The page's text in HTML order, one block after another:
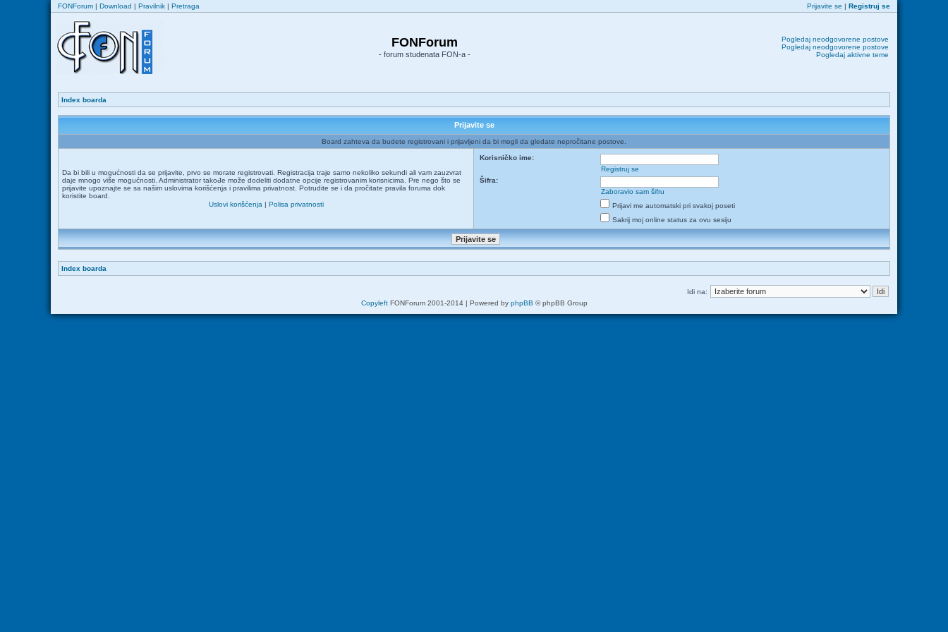
FONForum | Download | Pravilnik | Pretraga Prijavite se | Registruj se
FONForum
- forum studenata FON-a -
Pogledaj neodgovorene postove
Pogledaj neodgovorene postove
Pogledaj aktivne teme
Index boarda
Prijavite se
Board zahteva da budete registrovani i prijavljeni da bi mogli da gledate nepročitane postove.
Da bi bili u mogućnosti da se prijavite, prvo se morate registrovati. Registracija traje samo nekoliko sekundi ali vam zauzvrat
daje mnogo više mogućnosti. Administrator takođe može dodeliti dodatne opcije registrovanim korisnicima. Pre nego što se
prijavite upoznajte se sa našim uslovima korišćenja i pravilima privatnost. Potrudite se i da pročitate pravila foruma dok
koristite board.
Uslovi korišćenja | Polisa privatnosti
Korisničko ime:
Registruj se
Šifra:
Zaboravio sam šifru
Prijavi me automatski pri svakoj poseti
Sakrij moj online status za ovu sesiju
Index boarda
Idi na:
CopyleftFONForum 2001-2014 | Powered by phpBB © phpBB Group